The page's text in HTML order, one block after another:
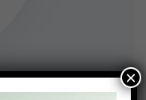
×